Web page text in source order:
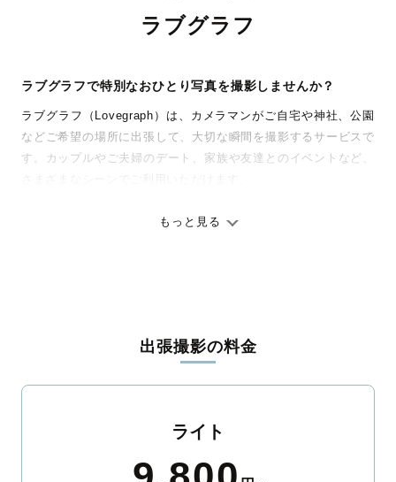
ラブグラフ
ラブグラフで特別なおひとり写真を撮影しませんか？
ラブグラフ（Lovegraph）は、カメラマンがご自宅や神社、公園
などご希望の場所に出張して、大切な瞬間を撮影するサービスで
す。カップルやご夫婦のデート、家族や友達とのイベントなど、
ありのままの空気感を大切に、何十年経っても見返したくなるよ
ィを身につけたプロのカメラマンが全国47都道府県に在籍してい
ます。創業10年のノウハウを活かし、思い出に残る素敵な撮影体
験をお届けします。
整。自然な雰囲気を残しつつも、おしゃれで洗練された仕上がり
もっと見る
出張撮影の料金
ライト